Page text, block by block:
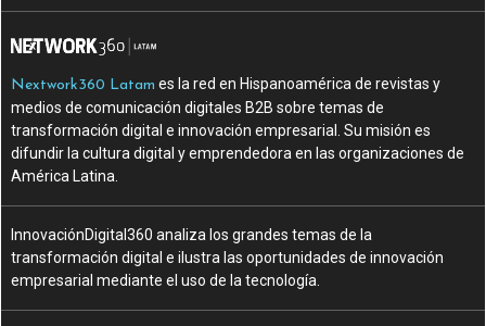
Nextwork360 Latam es la red en Hispanoamérica de revistas y
medios de comunicación digitales B2B sobre temas de
transformación digital e innovación empresarial. Su misión es
difundir la cultura digital y emprendedora en las organizaciones de
América Latina.
InnovaciónDigital360 analiza los grandes temas de la
transformación digital e ilustra las oportunidades de innovación
empresarial mediante el uso de la tecnología.